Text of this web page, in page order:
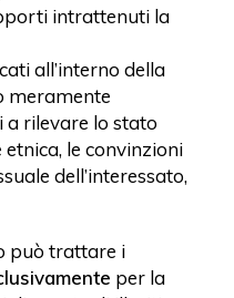
intrattenuti la
all’interno della
meramente
a rilevare lo stato
etnica, le convinzioni
dell’interessato,
può trattare i
per la